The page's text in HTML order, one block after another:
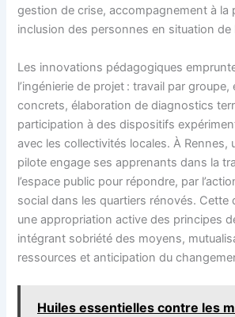
gestion de crise, accompagnement à la
inclusion des personnes en situation de
Les innovations pédagogiques
l’ingénierie de projet : travail par groupe,
concrets, élaboration de diagnostics
participation à des dispositifs
avec les collectivités locales. À Rennes,
pilote engage ses apprenants dans la
l’espace public pour répondre, par
social dans les quartiers rénovés. Cette
une appropriation active des principes
intégrant sobriété des moyens,
ressources et anticipation du
Huiles essentielles contre les